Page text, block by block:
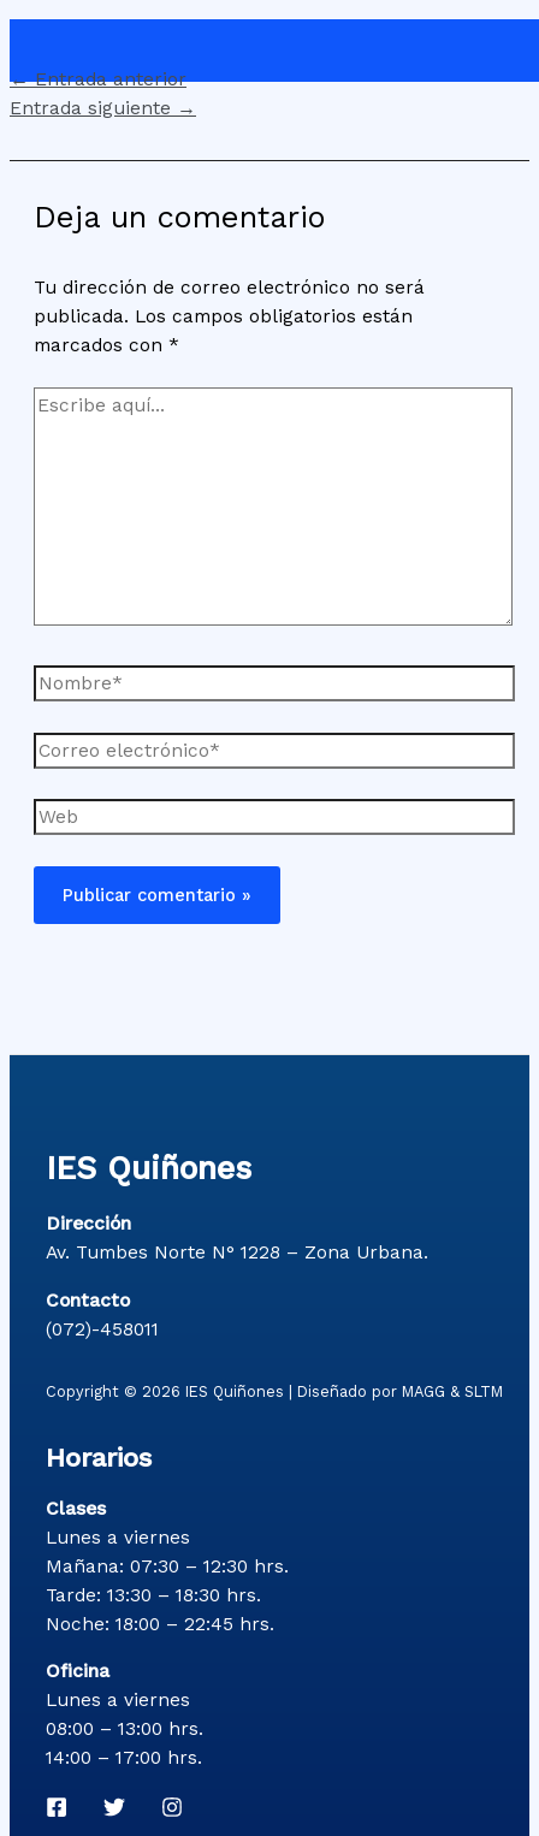
←Entrada anterior
Entrada siguiente →
Deja un comentario
Tu dirección de correo electrónico no será
publicada. Los campos obligatorios están
marcados con *
Escribe
Nombre*
Correo
electrónico*
Web
IES Quiñones
Dirección
Av. Tumbes Norte N° 1228 – Zona Urbana.
Contacto
(072)-458011
Copyright © 2026 IES Quiñones | Diseñado por MAGG & SLTM
Horarios
Clases
Lunes a viernes
Mañana: 07:30 – 12:30 hrs.
Tarde: 13:30 – 18:30 hrs.
Noche: 18:00 – 22:45 hrs.
Oficina
Lunes a viernes
08:00 – 13:00 hrs.
14:00 – 17:00 hrs.